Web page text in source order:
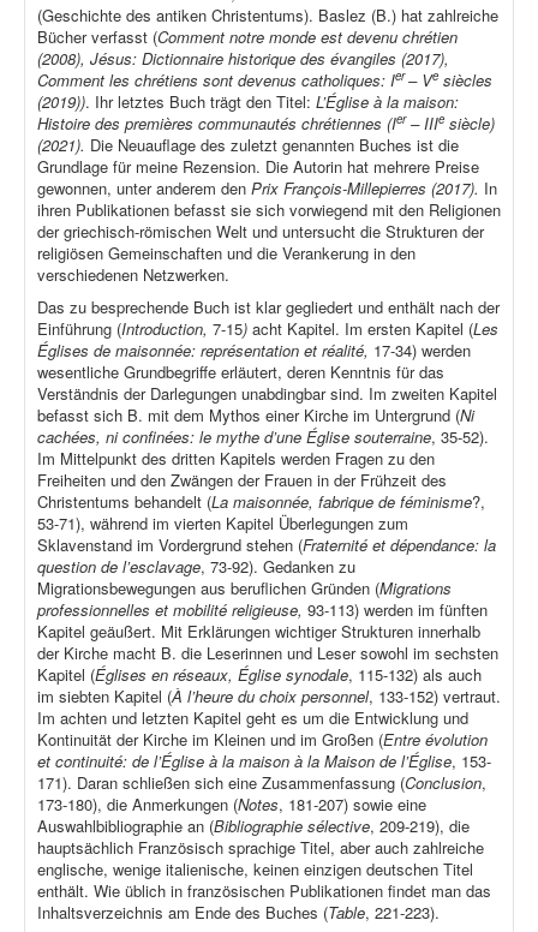
(Geschichte des antiken Christentums). Baslez (B.) hat zahlreiche
Bücher verfasst (Comment notre monde est devenu chrétien
(2008), Jésus: Dictionnaire historique des évangiles (2017),
Comment les chrétiens sont devenus catholiques: Ier– Ve siècles
(2019)). Ihr letztes Buch trägt den Titel: L’Église à la maison:
Histoire des premières communautés chrétiennes (Ier– IIIe siècle)
(2021). Die Neuauflage des zuletzt genannten Buches ist die
Grundlage für meine Rezension. Die Autorin hat mehrere Preise
gewonnen, unter anderem den Prix François-Millepierres (2017). In
ihren Publikationen befasst sie sich vorwiegend mit den Religionen
der griechisch-römischen Welt und untersucht die Strukturen der
religiösen Gemeinschaften und die Verankerung in den
verschiedenen Netzwerken.
Das zu besprechende Buch ist klar gegliedert und enthält nach der
Einführung (Introduction, 7-15) acht Kapitel. Im ersten Kapitel (Les
Églises de maisonnée: représentation et réalité, 17-34) werden
wesentliche Grundbegriffe erläutert, deren Kenntnis für das
Verständnis der Darlegungen unabdingbar sind. Im zweiten Kapitel
befasst sich B. mit dem Mythos einer Kirche im Untergrund (Ni
cachées, ni confinées: le mythe d’une Église souterraine, 35-52).
Im Mittelpunkt des dritten Kapitels werden Fragen zu den
Freiheiten und den Zwängen der Frauen in der Frühzeit des
Christentums behandelt (La maisonnée, fabrique de féminisme?,
53-71), während im vierten Kapitel Überlegungen zum
Sklavenstand im Vordergrund stehen (Fraternité et dépendance: la
question de l’esclavage, 73-92). Gedanken zu
Migrationsbewegungen aus beruflichen Gründen (Migrations
professionnelles et mobilité religieuse, 93-113) werden im fünften
Kapitel geäußert. Mit Erklärungen wichtiger Strukturen innerhalb
der Kirche macht B. die Leserinnen und Leser sowohl im sechsten
Kapitel (Églises en réseaux, Église synodale, 115-132) als auch
im siebten Kapitel (À l’heure du choix personnel, 133-152) vertraut.
Im achten und letzten Kapitel geht es um die Entwicklung und
Kontinuität der Kirche im Kleinen und im Großen (Entre évolution
et continuité: de l’Église à la maison à la Maison de l’Église, 153-
171). Daran schließen sich eine Zusammenfassung (Conclusion,
173-180), die Anmerkungen (Notes, 181-207) sowie eine
Auswahlbibliographie an (Bibliographie sélective, 209-219), die
hauptsächlich Französisch sprachige Titel, aber auch zahlreiche
englische, wenige italienische, keinen einzigen deutschen Titel
enthält. Wie üblich in französischen Publikationen findet man das
Inhaltsverzeichnis am Ende des Buches (Table, 221-223).